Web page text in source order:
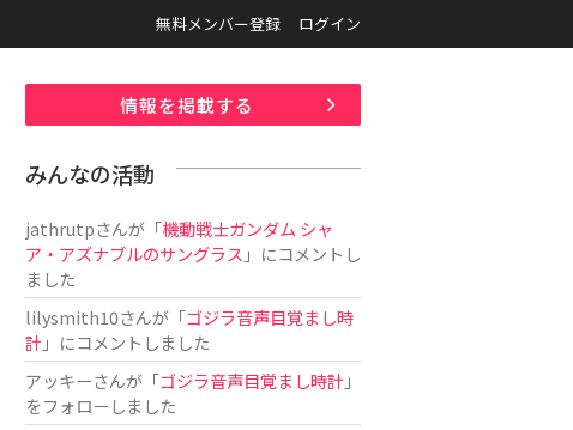
無料メンバー登録 ログイン
情報を掲載する
みんなの活動
jathrutpさんが「機動戦士ガンダム シャ
ア・アズナブルのサングラス 」にコメントし
ました
lilysmith10さんが「ゴジラ音声目覚まし時
計」にコメントしました
アッキーさんが「ゴジラ音声目覚まし時計」
をフォローしました